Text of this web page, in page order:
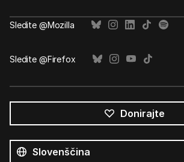
Sledite @Mozilla
Sledite @Firefox
Donirajte
jeziki
Jezik